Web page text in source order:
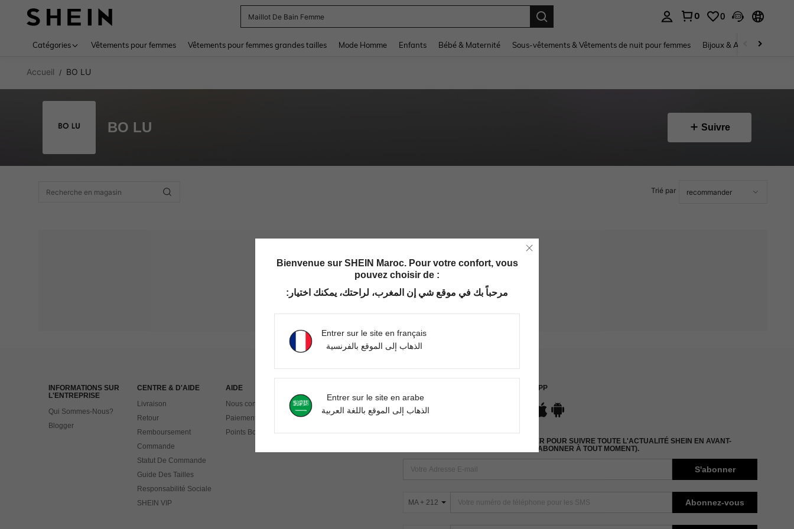
Maillot De Bain Femme
0 0
Catégories Vêtements pour femmes Vêtements pour femmes grandes tailles Mode Homme Enfants Bébé & Maternité Sous-vêtements & Vêtements de nuit pour femmes Bijoux & Accessoires pour
Accueil / BO LU
BO LU Suivre
Trié par
INFORMATIONS SUR
L'ENTREPRISE
Qui Sommes-Nous?
Blogger
CENTRE & D'AIDE
Livraison
Retour
Remboursement
Commande
Statut De Commande
Guide Des Tailles
Responsabilité Sociale
SHEIN VIP
AIDE
Nous contacter
Paiement
Points Bonus
APP
ABONNEZ-VOUS À NOTRE NEWSLETTER POUR SUIVRE TOUTE L'ACTUALITÉ SHEIN EN AVANT-
PREMIÈRE ! (VOUS POUVEZ VOUS DÉSABONNER À TOUT MOMENT).
S'abonner
MA + 212 Abonnez-vous
Bienvenue sur SHEIN Maroc. Pour votre confort, vous
pouvez choisir de :
مرحباً بك في موقع شي إن المغرب، لراحتك، يمكنك اختيار:
Entrer sur le site en français
الذهاب إلى الموقع بالفرنسية
Entrer sur le site en arabe
الذهاب إلى الموقع باللغة العربية